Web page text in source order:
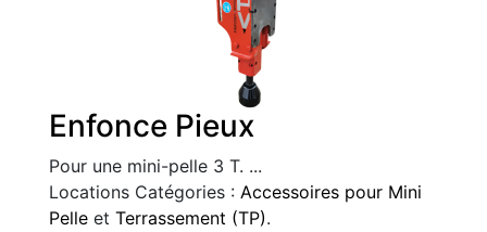
Enfonce Pieux
Pour une mini-pelle 3 T. ...
Locations Catégories : Accessoires pour Mini
Pelle et Terrassement (TP).